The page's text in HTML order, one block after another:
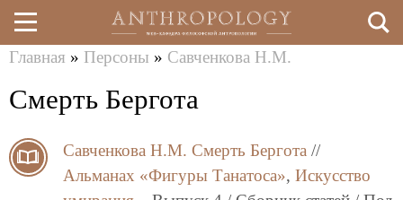
Перейти
здесь
Главная » Персоны » Савченкова Н.М.
Смерть Бергота
Савченкова Н.М. Смерть Бергота //
Альманах «Фигуры Танатоса», Искусство